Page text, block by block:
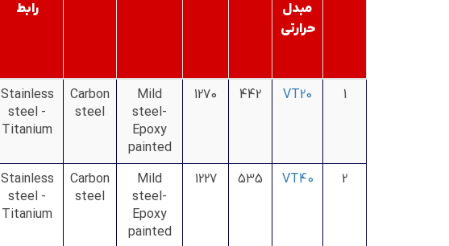
مبدل
حرارتی
رابط
1
VT20
442
1270
Mild
steel-
Epoxy
painted
Carbon
steel
Stainless
steel -
Titanium
2
VT40
535
1227
Mild
steel-
Epoxy
painted
Carbon
steel
Stainless
steel -
Titanium